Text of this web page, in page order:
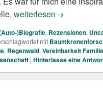
Margaret D. Lowman:
weiterlesen→
)Biografie, Rezensionen,
mit
, Regenwald, Vereinbarkeit Familie
| Hinterlasse eine